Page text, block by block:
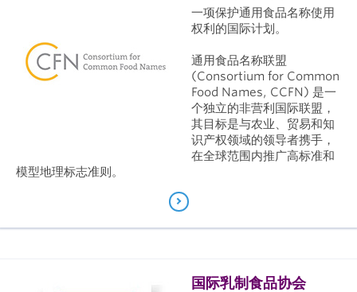
一项保护通用食品名称使用
权利的国际计划。
通用食品名称联盟
(Consortium for Common
Food Names, CCFN) 是一
个独立的非营利国际联盟，
其目标是与农业、贸易和知
识产权领域的领导者携手，
在全球范围内推广高标准和
模型地理标志准则。
国际乳制食品协会